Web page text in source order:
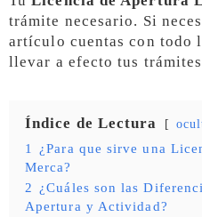
trámite necesario. Si
artículo cuentas con todo
llevar a efecto tus
Índice de Lectura
1
¿Para que sirve una
Merca?
2 ¿Cuáles son las
Apertura y Actividad?